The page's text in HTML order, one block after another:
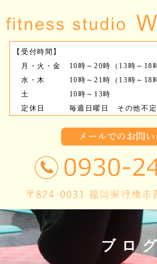
【受付時間】
月・火・金 10時～20時（13時～18
水・木 10時～21時（13時～18時
土 10時～13時
定休日 毎週日曜日 その他不定
ブログ